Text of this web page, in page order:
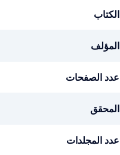
الكتاب
المؤلف
عدد الصفحات
المحقق
عدد المجلدات